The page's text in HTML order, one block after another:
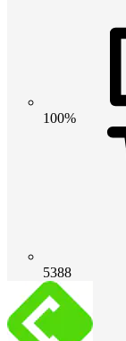
100%
5388